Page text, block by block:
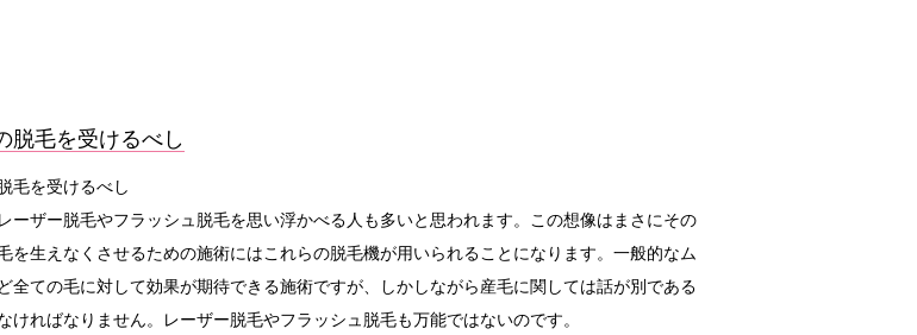
脱毛を受けるべし
毛を受けるべし
ーザー脱毛やフラッシュ脱毛を思い浮かべる人も多いと思われます。この想像はまさにその
を生えなくさせるための施術にはこれらの脱毛機が用いられることになります。一般的なム
全ての毛に対して効果が期待できる施術ですが、しかしながら産毛に関しては話が別である
ければなりません。レーザー脱毛やフラッシュ脱毛も万能ではないのです。